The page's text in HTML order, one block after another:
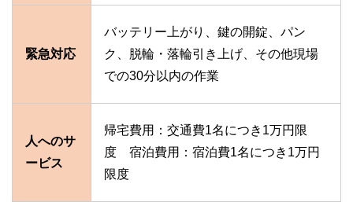
緊急対応
バッテリー上がり、鍵の開錠、パン
ク、脱輪・落輪引き上げ、その他現場
での30分以内の作業
人へのサ
ービス
帰宅費用：交通費1名につき1万円限
度 宿泊費用：宿泊費1名につき1万円
限度